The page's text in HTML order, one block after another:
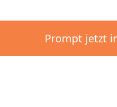
Prompt jetzt